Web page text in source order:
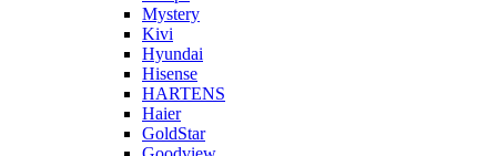
Mystery
Kivi
Hyundai
Hisense
HARTENS
Haier
GoldStar